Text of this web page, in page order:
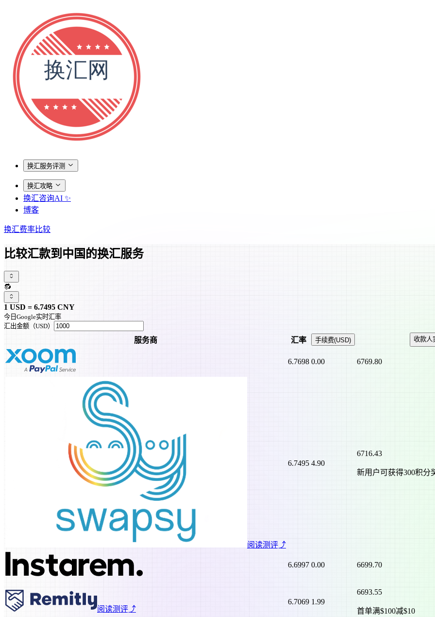
换汇服务评测
换汇攻略
换汇咨询AI ✨
博客
换汇费率比较
比较汇款到中国的换汇服务
🔂
1 USD = 6.7495 CNY
今日Google实时汇率
汇出金额 （USD）
服务商 汇率 手续费(USD) 收款人
6.7698 0.00 6769.80
阅读测评⤴
6.7495 4.90
6716.43
新用户可获得300积分
6.6997 0.00 6699.70
阅读测评⤴
6.7069 1.99
6693.55
首单满$100减$10